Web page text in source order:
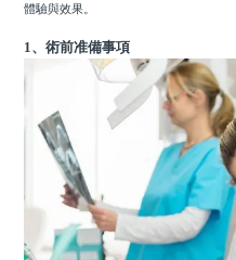
體驗與效果。
1、術前准備事項